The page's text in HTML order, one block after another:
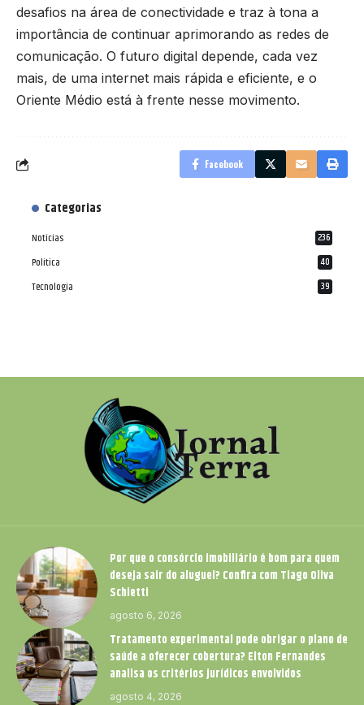
desafios na área de conectividade e traz à tona a
importância de continuar aprimorando as redes de
comunicação. O futuro digital depende, cada vez
mais, de uma internet mais rápida e eficiente, e o
Oriente Médio está à frente nesse movimento.
Facebook
Categorias
Notícias 236
Política 40
Tecnologia 39
Por que o consórcio imobiliário é bom para quem
deseja sair do aluguel? Confira com Tiago Oliva
Schietti
agosto 6, 2026
Tratamento experimental pode obrigar o plano de
saúde a oferecer cobertura? Elton Fernandes
analisa os critérios jurídicos envolvidos
agosto 4, 2026